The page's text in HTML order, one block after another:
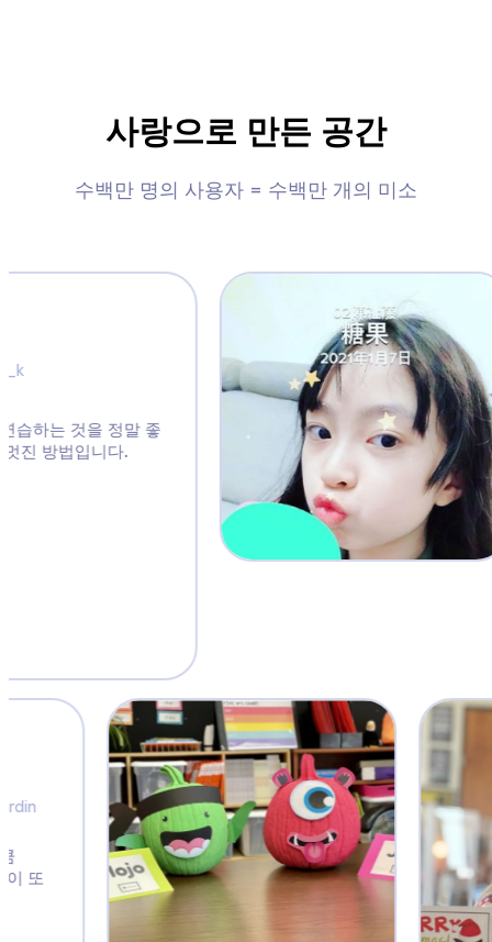
사랑으로 만든 공간
수백만 명의 사용자 = 수백만 개의 미소
K
서 마음챙김을 연습하는 것을 정말 좋
시작하는 아주 멋진 방법입니다.